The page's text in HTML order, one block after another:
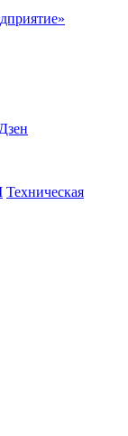
Техническая